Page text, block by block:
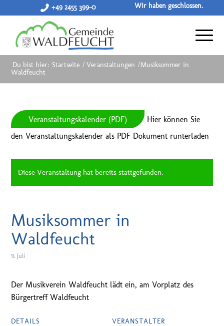
+49 2455 399-0 Wir haben geschlossen.
Du bist hier: Startseite / Veranstaltungen /Musiksommer in
Waldfeucht
Veranstaltungskalender (PDF)
Hier können Sie
den Veranstaltungskalender als PDF Dokument runterladen
Diese Veranstaltung hat bereits stattgefunden.
Musiksommer in
Waldfeucht
11. Juli
Der Musikverein Waldfeucht lädt ein, am Vorplatz des
Bürgertreff Waldfeucht
DETAILS VERANSTALTER